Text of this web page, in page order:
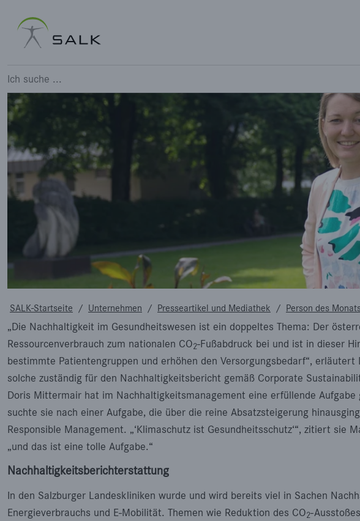
Doris Mittermair ist unsere Person des
Ich suche ...
SALK-Startseite / Unternehmen / Presseartikel und Mediathek / Person des
„Die Nachhaltigkeit im Gesundheitswesen ist ein doppeltes Thema: Der
Ressourcenverbrauch zum nationalen CO2-Fußabdruck bei und ist in dieser
bestimmte Patientengruppen und erhöhen den Versorgungsbedarf“,
solche zuständig für den Nachhaltigkeitsbericht gemäß Corporate
Doris Mittermair hat im Nachhaltigkeitsmanagement eine erfüllende
suchte sie nach einer Aufgabe, die über die reine Absatzsteigerung
Responsible Management. „‘Klimaschutz ist Gesundheitsschutz‘“, zitiert sie
„und das ist eine tolle Aufgabe.“
Nachhaltigkeitsberichterstattung
In den Salzburger Landeskliniken wurde und wird bereits viel in Sachen
Energieverbrauchs und E-Mobilität. Themen wie Reduktion des CO2-